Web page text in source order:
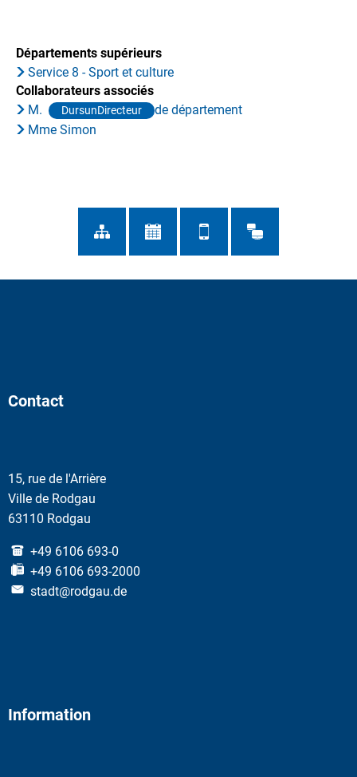
Départements supérieurs
Service 8 - Sport et culture
Collaborateurs associés
M.
DursunDirecteur
de département
Mme Simon
Contact
15, rue de l'Arrière
Ville de Rodgau
63110 Rodgau
+49 6106 693-0
+49 6106 693-2000
stadt@rodgau.de
Information